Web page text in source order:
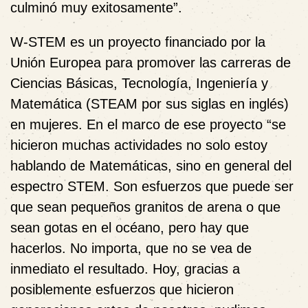
culminó muy exitosamente”.
W-STEM es un proyecto financiado por la
Unión Europea para promover las carreras de
Ciencias Básicas, Tecnología, Ingeniería y
Matemática (STEAM por sus siglas en inglés)
en mujeres. En el marco de ese proyecto “se
hicieron muchas actividades no solo estoy
hablando de Matemáticas, sino en general del
espectro STEM. Son esfuerzos que puede ser
que sean pequeños granitos de arena o que
sean gotas en el océano, pero hay que
hacerlos. No importa, que no se vea de
inmediato el resultado. Hoy, gracias a
posiblemente esfuerzos que hicieron